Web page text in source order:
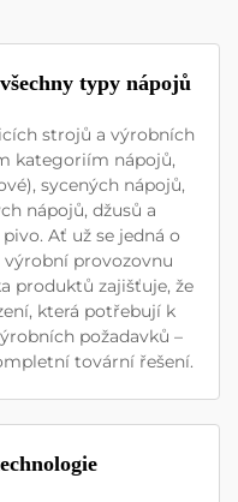
typy nápojů
strojů a výrobních
kategoriím nápojů,
sycených nápojů,
nápojů, džusů a
Ať už se jedná o
provozovnu
produktů zajišťuje, že
která potřebují k
požadavků –
tovární řešení.